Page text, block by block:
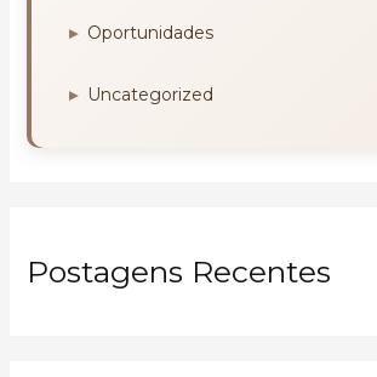
Oportunidades
Uncategorized
Postagens Recentes